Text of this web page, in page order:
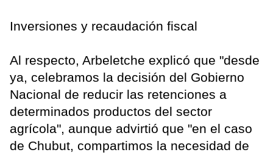
Inversiones y recaudación fiscal
Al respecto, Arbeletche explicó que "desde
ya, celebramos la decisión del Gobierno
Nacional de reducir las retenciones a
determinados productos del sector
agrícola", aunque advirtió que "en el caso
de Chubut, compartimos la necesidad de